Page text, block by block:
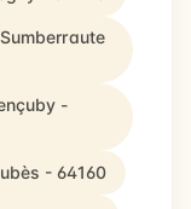
-
- 64160